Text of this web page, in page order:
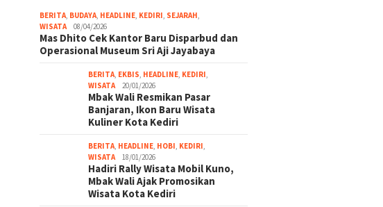
BERITA, BUDAYA, HEADLINE, KEDIRI, SEJARAH,
WISATA
08/04/2026
Mas Dhito Cek Kantor Baru Disparbud dan
Operasional Museum Sri Aji Jayabaya
BERITA, EKBIS, HEADLINE, KEDIRI,
WISATA
20/01/2026
Mbak Wali Resmikan Pasar
Banjaran, Ikon Baru Wisata
Kuliner Kota Kediri
BERITA, HEADLINE, HOBI, KEDIRI,
WISATA
18/01/2026
Hadiri Rally Wisata Mobil Kuno,
Mbak Wali Ajak Promosikan
Wisata Kota Kediri